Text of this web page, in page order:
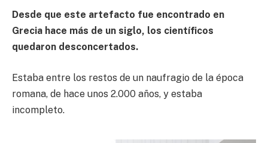
Desde que este artefacto fue encontrado en
Grecia hace más de un siglo, los científicos
quedaron desconcertados.
Estaba entre los restos de un naufragio de la época
romana, de hace unos 2.000 años, y estaba
incompleto.